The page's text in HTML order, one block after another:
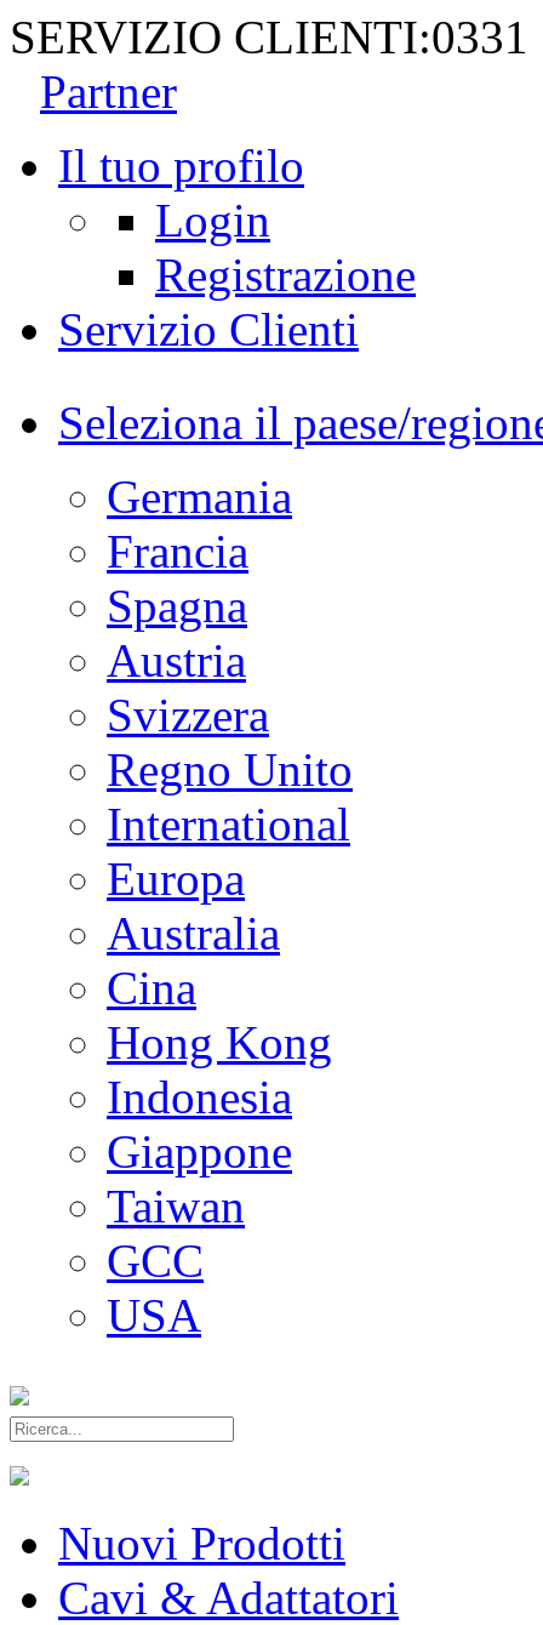
SERVIZIO CLIENTI:0331
Partner
Il tuo profilo
Login
Registrazione
Servizio Clienti
Seleziona il paese/
Germania
Francia
Spagna
Austria
Svizzera
Regno Unito
International
Europa
Australia
Cina
Hong Kong
Indonesia
Giappone
Taiwan
GCC
USA
Nuovi Prodotti
Cavi & Adattatori